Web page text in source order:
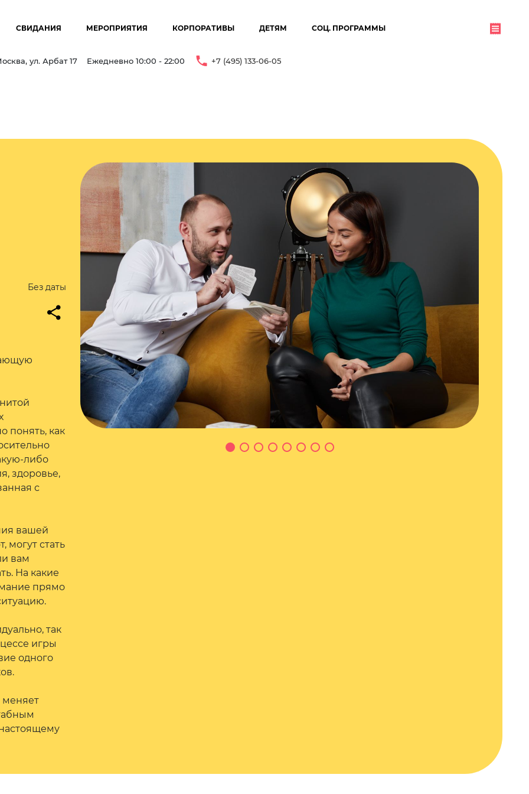
СВИДАНИЯ МЕРОПРИЯТИЯ КОРПОРАТИВЫ ДЕТЯМ СОЦ. ПРОГРАММЫ
ул. Арбат 17 Ежедневно 10:00 - 22:00 +7 (495) 133-06-05
Без даты
понять, как
либо
здоровье,
с
вашей
могут стать
вам
На какие
прямо
так
игры
одного
меняет